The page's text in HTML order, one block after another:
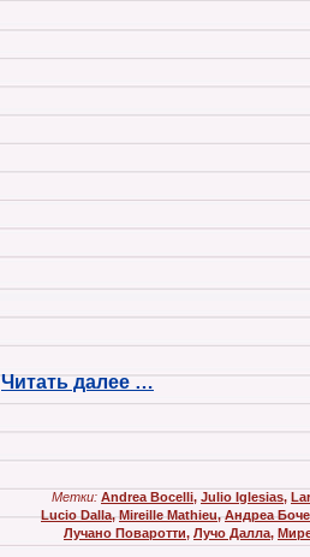
Читать далее …
Метки: Andrea Bocelli, Julio Iglesias,
Lucio Dalla,Mireille Mathieu,Андреа
Лучано Поваротти, Лучо Далла,